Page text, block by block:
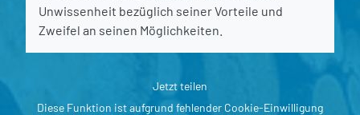
Unwissenheit bezüglich seiner Vorteile und
Zweifel an seinen Möglichkeiten.
Jetzt teilen
Diese Funktion ist aufgrund fehlender Cookie-Einwilligung